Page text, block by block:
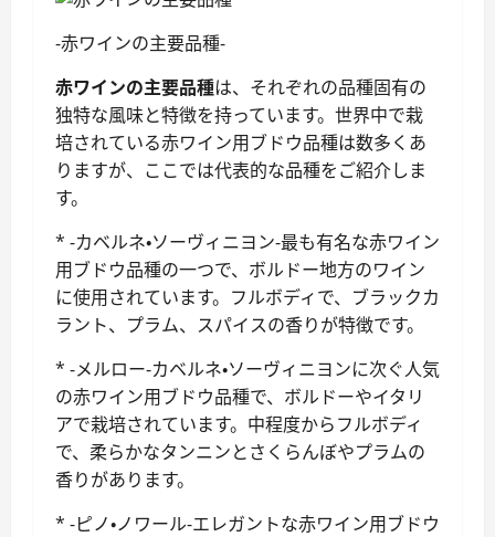
-赤ワインの主要品種-
赤ワインの主要品種は、それぞれの品種固有の
独特な風味と特徴を持っています。世界中で栽
培されている赤ワイン用ブドウ品種は数多くあ
りますが、ここでは代表的な品種をご紹介しま
す。
* -カベルネ・ソーヴィニヨン-最も有名な赤ワイン
用ブドウ品種の一つで、ボルドー地方のワイン
に使用されています。フルボディで、ブラックカ
ラント、プラム、スパイスの香りが特徴です。
* -メルロー-カベルネ・ソーヴィニヨンに次ぐ人気
の赤ワイン用ブドウ品種で、ボルドーやイタリ
アで栽培されています。中程度からフルボディ
で、柔らかなタンニンとさくらんぼやプラムの
香りがあります。
* -ピノ・ノワール-エレガントな赤ワイン用ブドウ